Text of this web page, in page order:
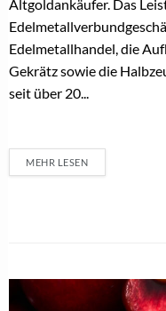
Altgoldankäufer. Das
Edelmetallhandel, die
Gekrätz sowie die
seit über 20...
MEHR LESEN